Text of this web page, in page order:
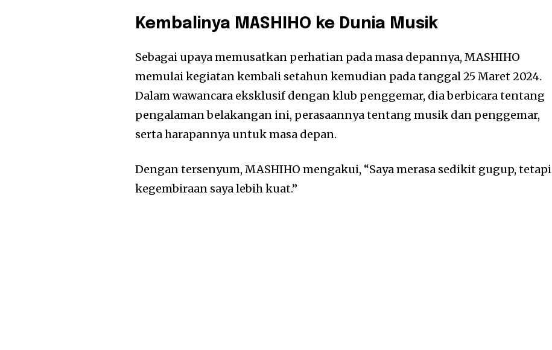
Kembalinya MASHIHO ke Dunia Musik
Sebagai upaya memusatkan perhatian pada masa depannya, MASHIHO
memulai kegiatan kembali setahun kemudian pada tanggal 25 Maret 2024.
Dalam wawancara eksklusif dengan klub penggemar, dia berbicara tentang
pengalaman belakangan ini, perasaannya tentang musik dan penggemar,
serta harapannya untuk masa depan.
Dengan tersenyum, MASHIHO mengakui, “Saya merasa sedikit gugup, tetapi
kegembiraan saya lebih kuat.”